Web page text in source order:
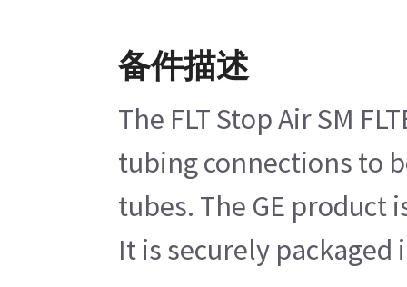
备件描述
The FLT Stop Air SM
tubing connections to
tubes. The GE
It is securely